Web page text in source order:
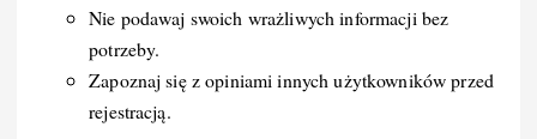
Nie podawaj swoich wrażliwych informacji bez
potrzeby.
Zapoznaj się z opiniami innych użytkowników przed
rejestracją.